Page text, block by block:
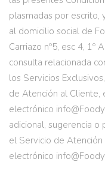
plasmadas por escrito,
al domicilio social de
Carriazo nº5, esc 4, 1º
consulta relacionada
los Servicios
de Atención al Cliente,
electrónico
adicional, sugerencia
el Servicio de
electrónico